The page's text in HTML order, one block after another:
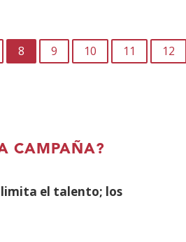
8 9 10 11 12
CAMPAÑA?
limita el talento; los